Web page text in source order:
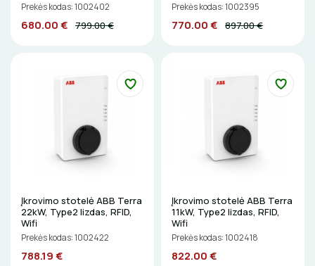
ŽIBINTUVĖLIAI
BŪGNAI KABELIŲ VYNIOJIMUI
GRĘŽIMO KARŪNOS, GRĄŽTAI
GULSČIUKAI
Prekės kodas: 1002402
680.00 € 799.00 €
Prekės kodas: 1002395
770.00 € 897.00 €
Įkrovimo stotelė ABB Terra
22kW, Type2 lizdas, RFID,
Wifi
Prekės kodas: 1002422
788.19 €
Įkrovimo stotelė ABB Terra
11kW, Type2 lizdas, RFID,
Wifi
Prekės kodas: 1002418
822.00 €